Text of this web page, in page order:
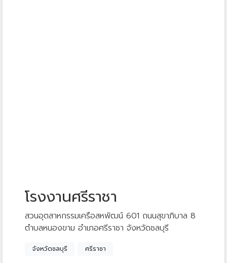
โรงงานศรีราชา
สวนอุตสาหกรรมเครือสหพัฒน์ 601 ถนนสุขาภิบาล 8
ตำบลหนองขาม อำเภอศรีราชา จังหวัดชลบุรี
จังหวัดชลบุรี ศรีราชา